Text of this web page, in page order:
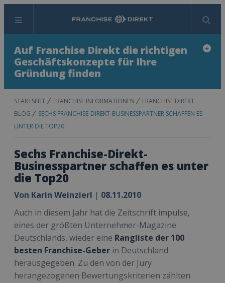
Menü Suchen
Auf Franchise Direkt die richtigen
Geschäftskonzepte für Ihre
Gründung finden
STARTSEITE FRANCHISE INFORMATIONEN
FRANCHISE DIREKT
BLOG
SECHS FRANCHISE-DIREKT-BUSINESSPARTNER SCHAFFEN ES
UNTER DIE TOP20
Sechs Franchise-Direkt-
Businesspartner schaffen es unter
die Top20
Von Karin Weinzierl | 08.11.2010
Auch in diesem Jahr hat die Zeitschrift impulse,
eines der größten Unternehmer-Magazine
Deutschlands, wieder eine Rangliste der 100
besten Franchise-Geber in Deutschland
herausgegeben. Zu den von der Jury
herangezogenen Bewertungskriterien zählten